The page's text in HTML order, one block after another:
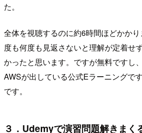
た。
全体を視聴するのに約6時間ほどかか
度も何度も見返さないと理解が定着せ
かったと思います。ですが無料ですし
AWSが出している公式Eラーニングで
です。
３．Udemyで演習問題解きまく